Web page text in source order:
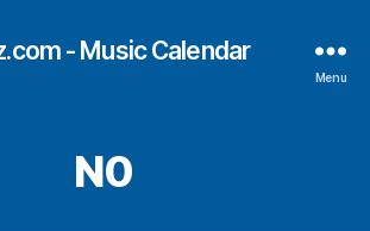
- Music Calendar
Menu
N0